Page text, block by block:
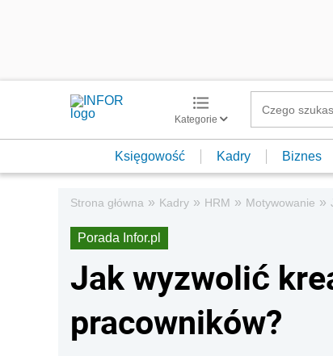
Kategorie
Księgowość Kadry Biznes
Strona główna » Kadry » HRM » Motywowanie »
Porada Infor.pl
Jak wyzwolić
pracowników?